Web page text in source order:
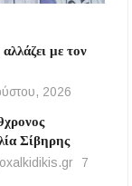
με τον
2026
Σίβηρης
7